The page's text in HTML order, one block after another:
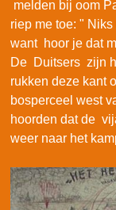
melden bij oom
riep me toe: "
want hoor je dat
De Duitsers zijn
rukken deze kant
bosperceel west
hoorden dat de
weer naar het